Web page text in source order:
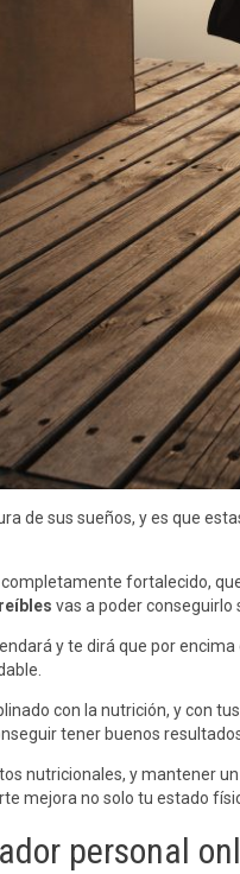
de sus sueños, y es que
completamente fortalecido,
vas a poder conseguirlo
y te dirá que por
con la nutrición, y con
tener buenos
nutricionales, y mantener
mejora no solo tu estado
personal